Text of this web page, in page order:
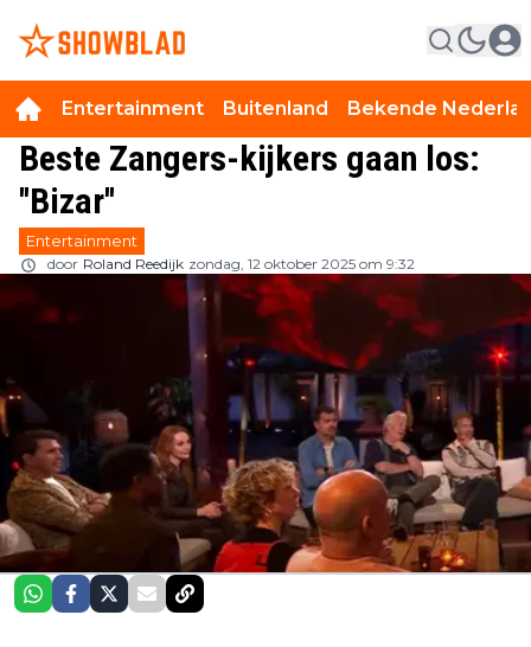
Entertainment Buitenland Bekende
Beste Zangers-kijkers gaan los:
''Bizar''
Entertainment
door Roland Reedijk zondag, 12 oktober 2025 om 9:32